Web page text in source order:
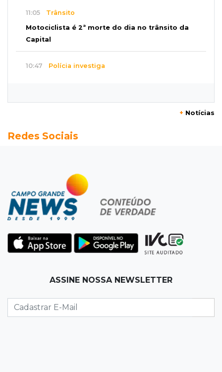
11:05 Trânsito
Motociclista é 2ª morte do dia no trânsito da
Capital
10:47 Polícia investiga
Federação oficializa Delcídio e disputa ao
Cidade Jardim
Empresária perde quase R$ 30 mil em golpe
da falsa oferta de empréstimo
Anvisa sobe alerta sobre testosterona sem
indicação como risco ao coração
Comércio exterior
alta das exportações
+ Notícias
Redes Sociais
ASSINE NOSSA NEWSLETTER